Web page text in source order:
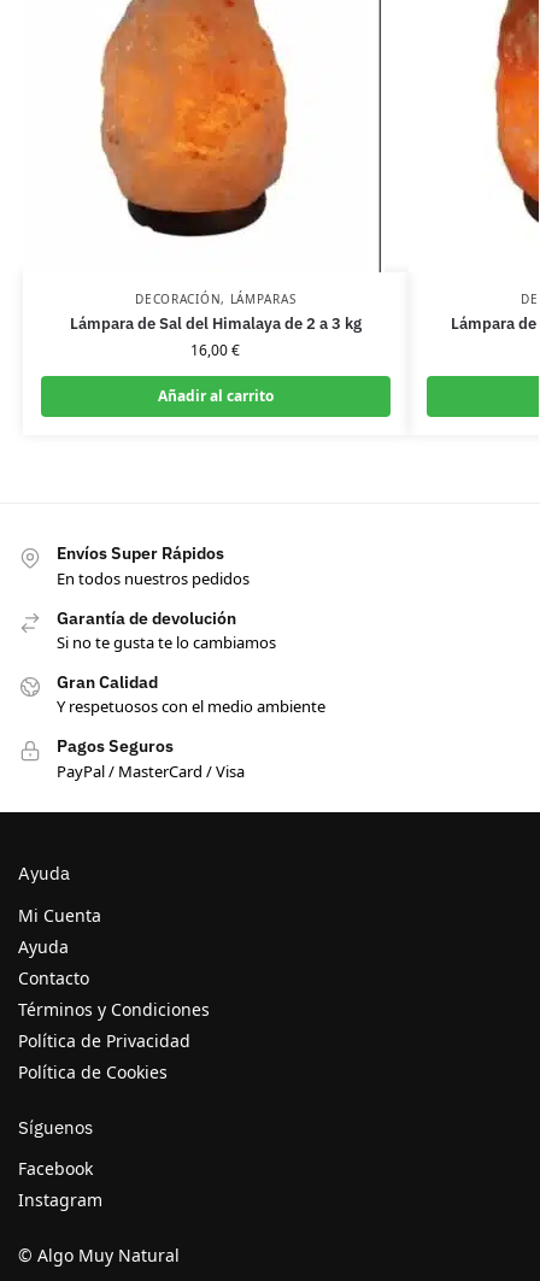
DECORACIÓN, LÁMPARAS
Lámpara de Sal del Himalaya de 2 a 3 kg
16,00€
Añadir al carrito
Lámpara
Envíos Super Rápidos
En todos nuestros pedidos
Garantía de devolución
Si no te gusta te lo cambiamos
Gran Calidad
Y respetuosos con el medio ambiente
Pagos Seguros
PayPal / MasterCard / Visa
Ayuda
Mi Cuenta
Ayuda
Contacto
Términos y Condiciones
Política de Privacidad
Política de Cookies
Síguenos
Facebook
Instagram
© Algo Muy Natural